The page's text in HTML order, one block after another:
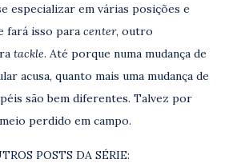
especializar em várias posições e
fará isso para center, outro
tackle. Até porque numa mudança de
acusa, quanto mais uma mudança de
são bem diferentes. Talvez por
perdido em campo.
POSTS DA SÉRIE: